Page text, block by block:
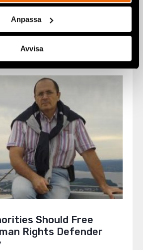
Anpassa
Avvisa
Group Memorial Hit by
In North Caucasus
Should Free
Rights Defender